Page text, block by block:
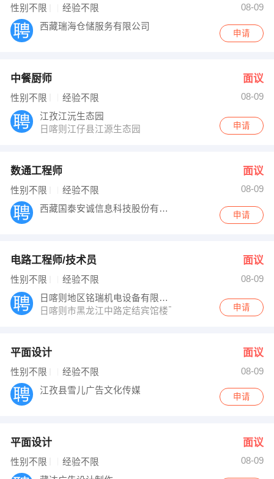
性别不限 经验不限
08-09
西藏瑞海仓储服务有限公司
申请
中餐厨师 面议
性别不限 经验不限
08-09
江孜江沅生态园
日喀则江仔县江源生态园
申请
数通工程师 面议
性别不限 经验不限
08-09
西藏国泰安诚信息科技股份有限公司
申请
电路工程师/技术员 面议
性别不限 经验不限
08-09
日喀则地区铭瑞机电设备有限公司
日喀则市黑龙江中路定结宾馆楼下（铭瑞机电）申请
平面设计 面议
性别不限 经验不限
08-09
江孜县雪儿广告文化传媒
申请
平面设计 面议
性别不限 经验不限
08-09